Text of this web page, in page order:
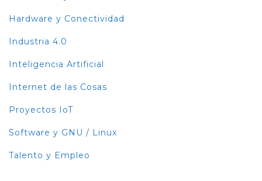
Hardware y Conectividad
Industria 4.0
Inteligencia Artificial
Internet de las Cosas
Proyectos IoT
Software y GNU / Linux
Talento y Empleo